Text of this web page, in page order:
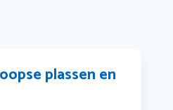
plassen en